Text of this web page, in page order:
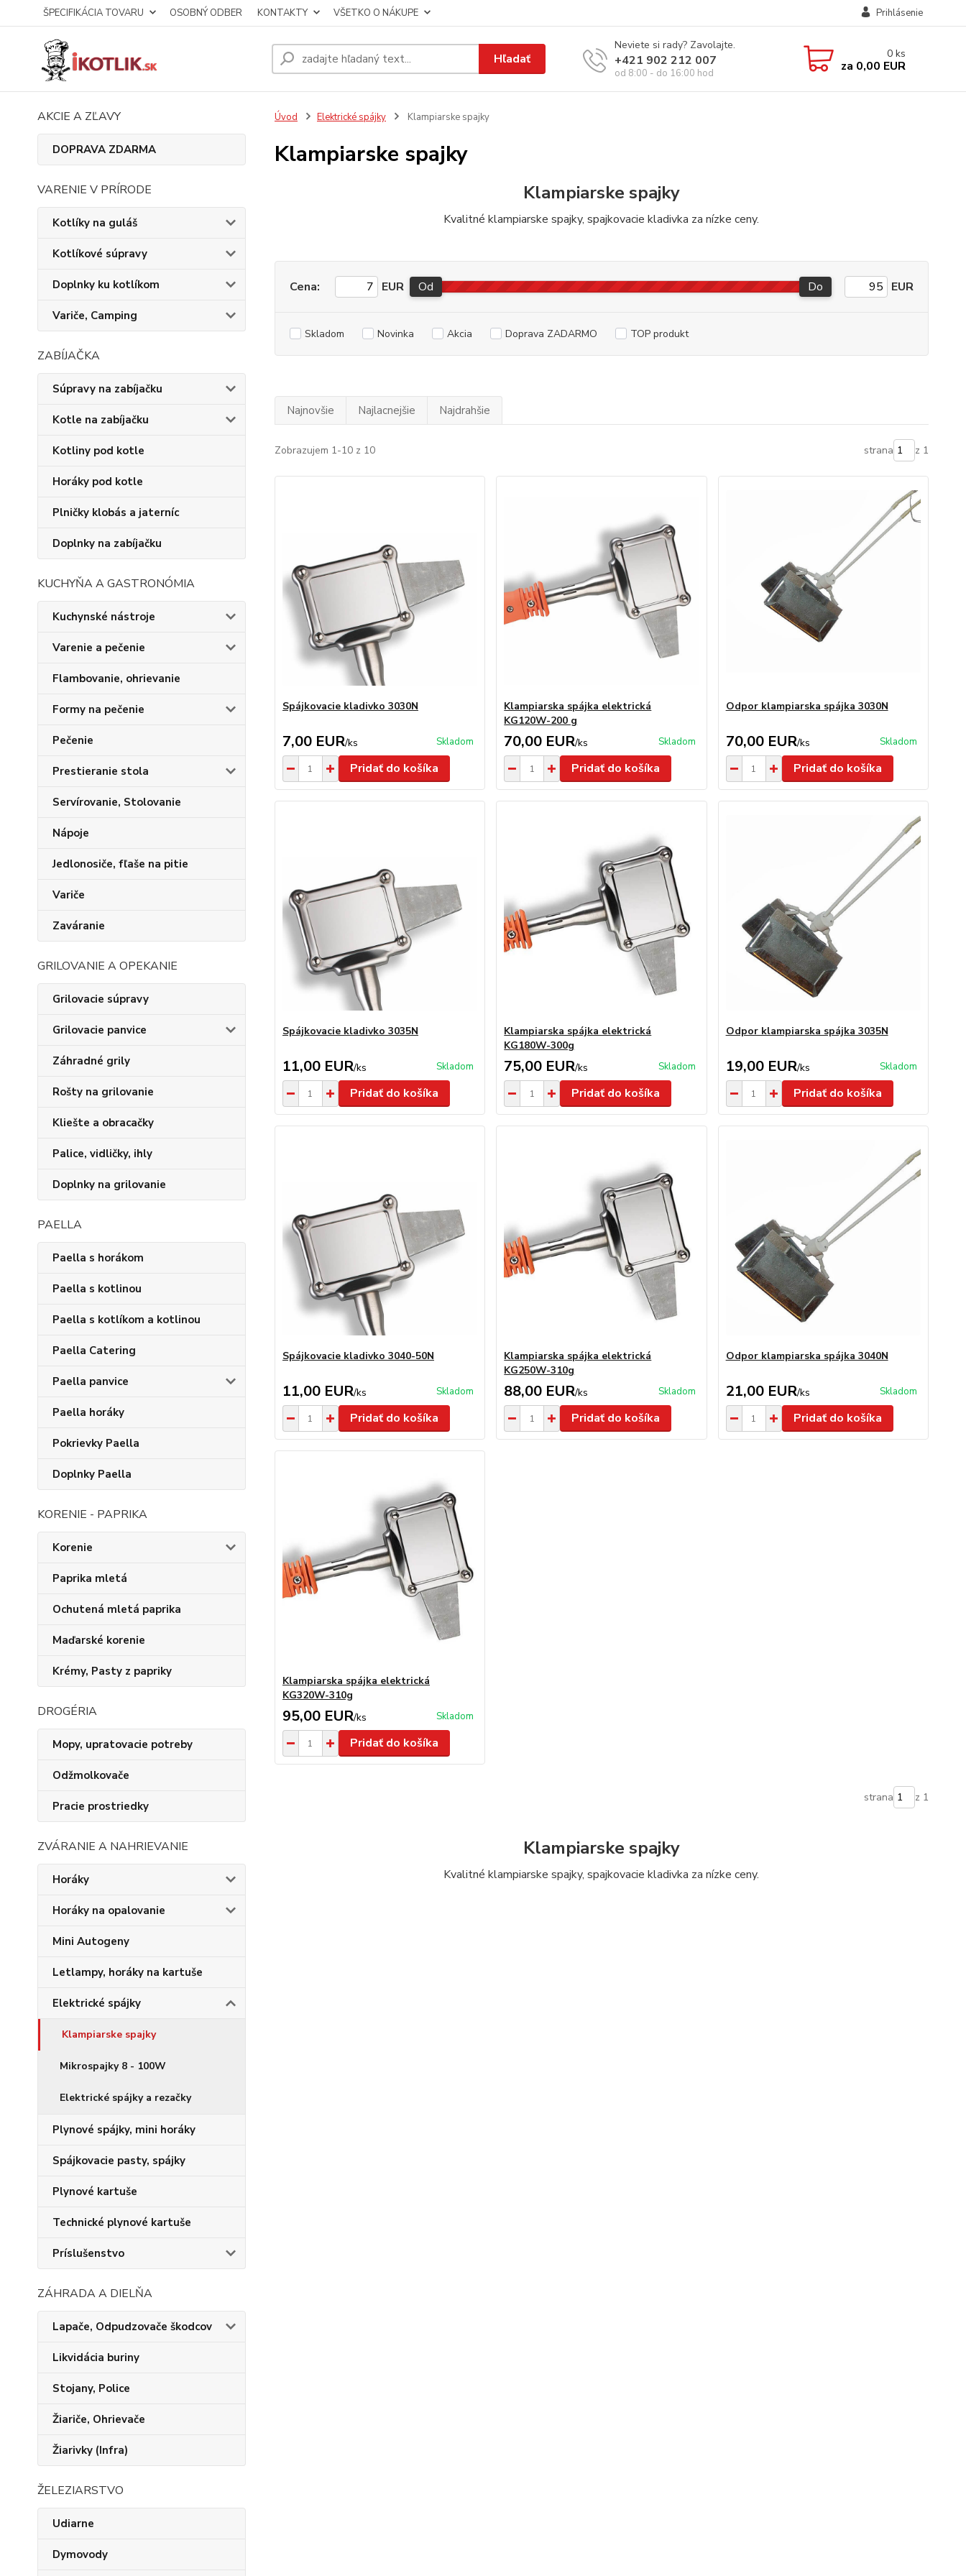
ŠPECIFIKÁCIA TOVARU OSOBNÝ ODBER KONTAKTY VŠETKO O NÁKUPE Prihlásenie
Hľadať
Neviete si rady? Zavolajte.
+421 902 212 007
od 8:00 - do 16:00 hod
0 ks
za 0,00 EUR
AKCIE A ZĽAVY
DOPRAVA ZDARMA
VARENIE V PRÍRODE
Kotlíky na guláš
Kotlíkové súpravy
Doplnky ku kotlíkom
Variče, Camping
ZABÍJAČKA
Súpravy na zabíjačku
Kotle na zabíjačku
Kotliny pod kotle
Horáky pod kotle
Plničky klobás a jaterníc
Doplnky na zabíjačku
KUCHYŇA A GASTRONÓMIA
Kuchynské nástroje
Varenie a pečenie
Flambovanie, ohrievanie
Formy na pečenie
Pečenie
Prestieranie stola
Servírovanie, Stolovanie
Nápoje
Jedlonosiče, fľaše na pitie
Variče
Zaváranie
GRILOVANIE A OPEKANIE
Grilovacie súpravy
Grilovacie panvice
Záhradné grily
Rošty na grilovanie
Kliešte a obracačky
Palice, vidličky, ihly
Doplnky na grilovanie
PAELLA
Paella s horákom
Paella s kotlinou
Paella s kotlíkom a kotlinou
Paella Catering
Paella panvice
Paella horáky
Pokrievky Paella
Doplnky Paella
KORENIE - PAPRIKA
Korenie
Paprika mletá
Ochutená mletá paprika
Maďarské korenie
Krémy, Pasty z papriky
DROGÉRIA
Mopy, upratovacie potreby
Odžmolkovače
Pracie prostriedky
ZVÁRANIE A NAHRIEVANIE
Horáky
Horáky na opalovanie
Mini Autogeny
Letlampy, horáky na kartuše
Elektrické spájky
Klampiarske spajky
Mikrospajky 8 - 100W
Elektrické spájky a rezačky
Plynové spájky, mini horáky
Spájkovacie pasty, spájky
Plynové kartuše
Technické plynové kartuše
Príslušenstvo
ZÁHRADA A DIELŇA
Lapače, Odpudzovače škodcov
Likvidácia buriny
Stojany, Police
Žiariče, Ohrievače
Žiarivky (Infra)
ŽELEZIARSTVO
Udiarne
Dymovody
Úvod Elektrické spájky Klampiarske spajky
Klampiarske spajky
Klampiarske spajky
Kvalitné klampiarske spajky, spajkovacie kladivka za nízke ceny.
Cena: EUR Od Do EUR
Skladom Novinka Akcia Doprava ZADARMO TOP produkt
Najnovšie Najlacnejšie Najdrahšie
Zobrazujem 1-10 z 10 strana z 1
Spájkovacie kladivko 3030N
7,00 EUR/ks Skladom
Pridať do košíka
Klampiarska spájka elektrická
KG120W-200 g
70,00 EUR/ks Skladom
Pridať do košíka
Odpor klampiarska spájka 3030N
70,00 EUR/ks Skladom
Pridať do košíka
Spájkovacie kladivko 3035N
11,00 EUR/ks Skladom
Pridať do košíka
Klampiarska spájka elektrická
KG180W-300g
75,00 EUR/ks Skladom
Pridať do košíka
Odpor klampiarska spájka 3035N
19,00 EUR/ks Skladom
Pridať do košíka
Spájkovacie kladivko 3040-50N
11,00 EUR/ks Skladom
Pridať do košíka
Klampiarska spájka elektrická
KG250W-310g
88,00 EUR/ks Skladom
Pridať do košíka
Odpor klampiarska spájka 3040N
21,00 EUR/ks Skladom
Pridať do košíka
Klampiarska spájka elektrická
KG320W-310g
95,00 EUR/ks Skladom
Pridať do košíka
strana z 1
Klampiarske spajky
Kvalitné klampiarske spajky, spajkovacie kladivka za nízke ceny.